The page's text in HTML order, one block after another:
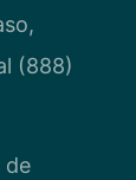
(888)
de